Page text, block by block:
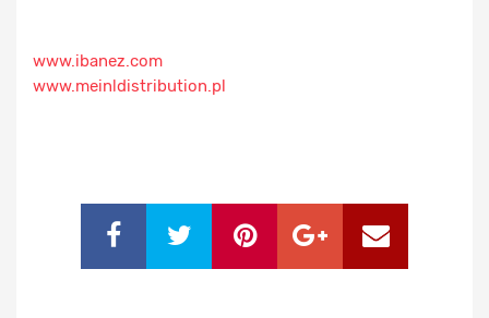
www.ibanez.com
www.meinldistribution.pl